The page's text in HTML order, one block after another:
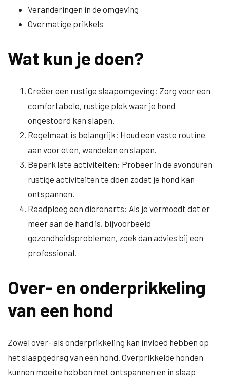
Veranderingen in de omgeving
Overmatige prikkels
Wat kun je doen?
Creëer een rustige slaapomgeving: Zorg voor een
comfortabele, rustige plek waar je hond
ongestoord kan slapen.
Regelmaat is belangrijk: Houd een vaste routine
aan voor eten, wandelen en slapen.
Beperk late activiteiten: Probeer in de avonduren
rustige activiteiten te doen zodat je hond kan
ontspannen.
Raadpleeg een dierenarts: Als je vermoedt dat er
meer aan de hand is, bijvoorbeeld
gezondheidsproblemen, zoek dan advies bij een
professional.
Over- en onderprikkeling
van een hond
Zowel over- als onderprikkeling kan invloed hebben op
het slaapgedrag van een hond. Overprikkelde honden
kunnen moeite hebben met ontspannen en in slaap